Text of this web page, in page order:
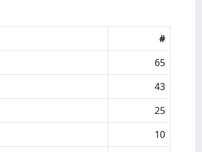
#
65
43
25
10